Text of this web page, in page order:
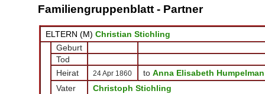
Familiengruppenblatt - Partner
ELTERN (M) Christian Stichling
Geburt
Tod
Heirat
24 Apr 1860 to Anna Elisabeth
Vater
Christoph Stichling